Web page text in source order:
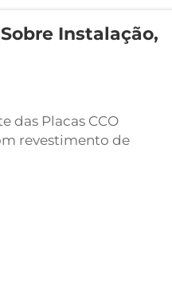
Instalação,
das Placas CCO
revestimento de
Overlay) são
uma superfície revestida